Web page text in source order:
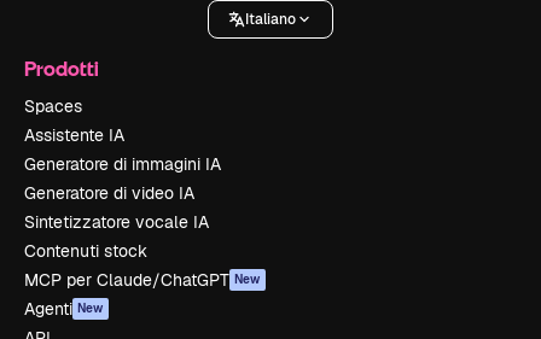
Italiano
Prodotti
Spaces
Assistente IA
Generatore di immagini IA
Generatore di video IA
Sintetizzatore vocale IA
Contenuti stock
MCP per Claude/ChatGPT New
Agenti New